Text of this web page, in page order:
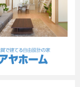
のホームペー
は、
）